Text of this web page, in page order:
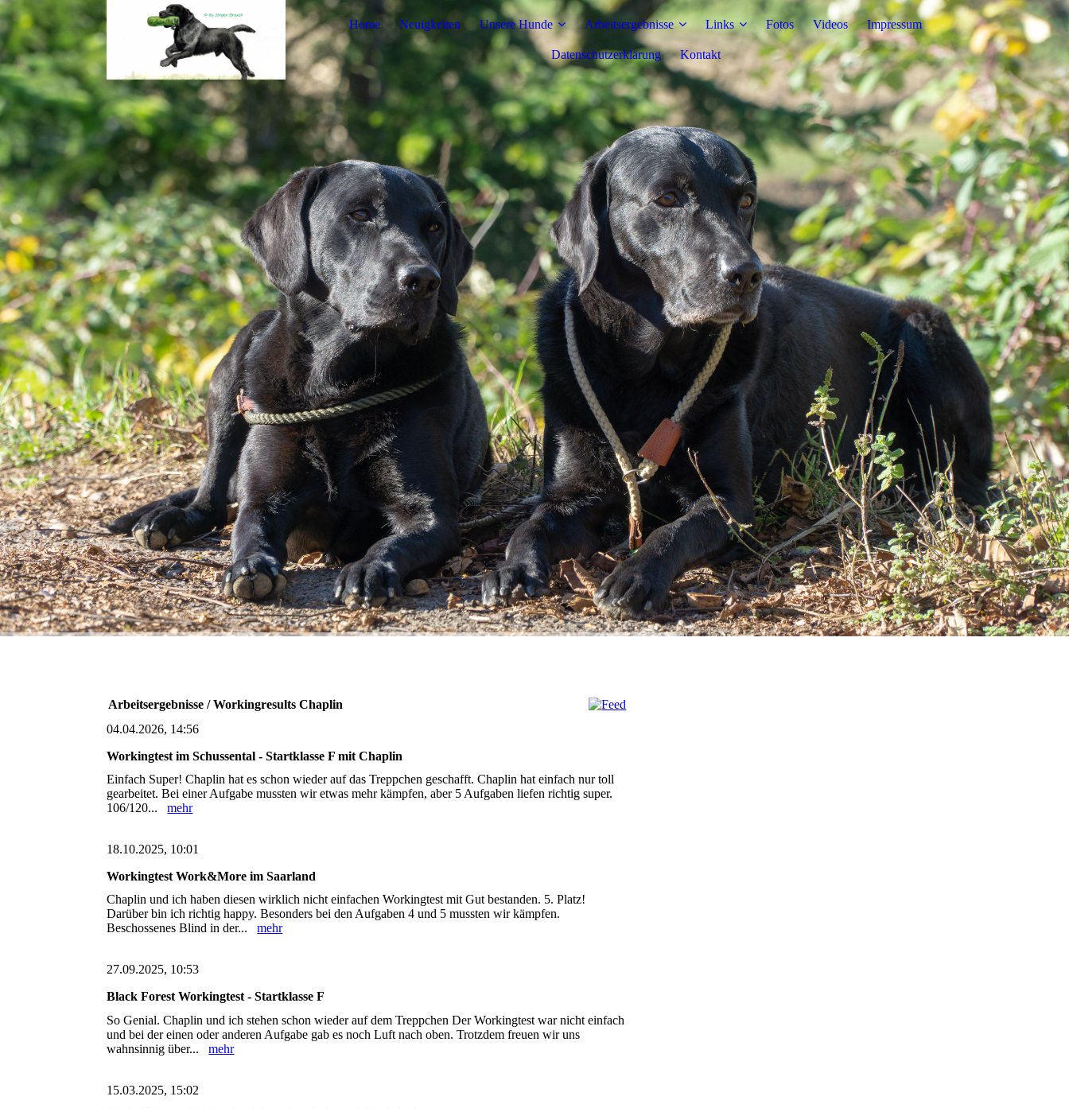
Home Neuigkeiten Unsere Hunde Arbeitsergebnisse Links Fotos Videos Impressum
Datenschutzerklärung Kontakt
Arbeitsergebnisse / Workingresults Chaplin
04.04.2026, 14:56
Workingtest im Schussental - Startklasse F mit Chaplin
Einfach Super! Chaplin hat es schon wieder auf das Treppchen geschafft. Chaplin hat einfach nur toll
gearbeitet. Bei einer Aufgabe mussten wir etwas mehr kämpfen, aber 5 Aufgaben liefen richtig super.
106/120...mehr
18.10.2025, 10:01
Workingtest Work&More im Saarland
Chaplin und ich haben diesen wirklich nicht einfachen Workingtest mit Gut bestanden. 5. Platz!
Darüber bin ich richtig happy. Besonders bei den Aufgaben 4 und 5 mussten wir kämpfen.
Beschossenes Blind in der...mehr
27.09.2025, 10:53
Black Forest Workingtest - Startklasse F
So Genial. Chaplin und ich stehen schon wieder auf dem Treppchen Der Workingtest war nicht einfach
und bei der einen oder anderen Aufgabe gab es noch Luft nach oben. Trotzdem freuen wir uns
wahnsinnig über...mehr
15.03.2025, 15:02